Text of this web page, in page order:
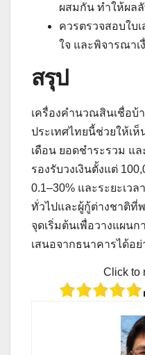
ผสมกัน ทำให้ผล
ควรตรวจสอบใบ
ใจ และพิจารณา
สรุป
เครื่องคำนวณสินเชื่อบ้
ประเทศไทยนี้ช่วยให้เ
เดือน ยอดชำระรวม แ
รองรับวงเงินตั้งแต่
0.1–30% และระยะเว
ทั่วไปและผู้กู้ต่างชาติที่
จุดเริ่มต้นเพื่อวางแผนก
เสนอจากธนาคารได้อย่
Click to